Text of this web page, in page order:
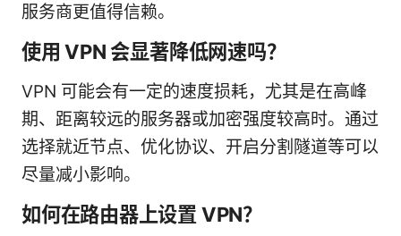
服务商更值得信赖。
使用 VPN 会显著降低网速吗？
VPN 可能会有一定的速度损耗，尤其是在高峰
期、距离较远的服务器或加密强度较高时。通过
选择就近节点、优化协议、开启分割隧道等可以
尽量减小影响。
如何在路由器上设置 VPN？